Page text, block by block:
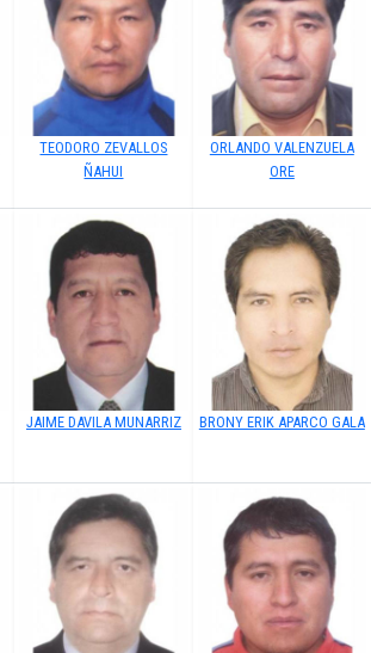
TEODORO ZEVALLOS
ÑAHUI
ORLANDO VALENZUELA
ORE
JAIME DAVILA MUNARRIZ BRONY ERIK APARCO GALA